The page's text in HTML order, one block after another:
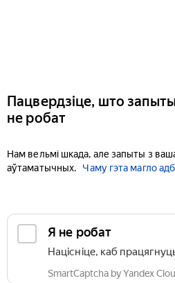
Пацвердзіце, што
не робат
Нам вельмі шкада, але запыты з
аўтаматычных.
Чаму гэта магло
Я не робат
Націсніце, каб
SmartCaptcha by Yandex